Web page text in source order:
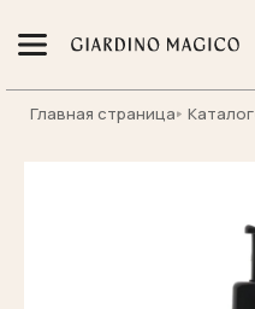
Главная страница Каталог